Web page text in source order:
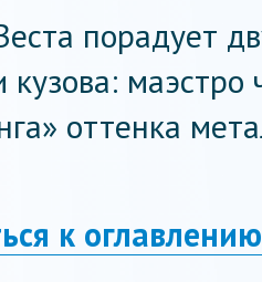
порадует
кузова: маэстро
оттенка
к оглавлению